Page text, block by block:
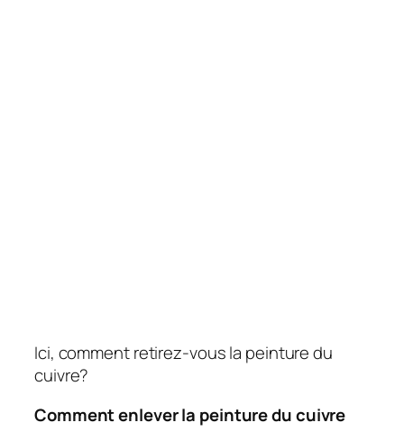
Ici, comment retirez-vous la peinture du
cuivre?
Comment enlever la peinture du cuivre